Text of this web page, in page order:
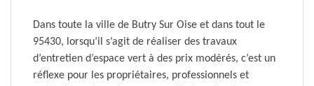
Dans toute la ville de Butry Sur Oise et dans tout le
95430, lorsqu’il s’agit de réaliser des travaux
d’entretien d’espace vert à des prix modérés, c’est un
réflexe pour les propriétaires, professionnels et